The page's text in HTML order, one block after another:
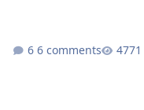
6 comments